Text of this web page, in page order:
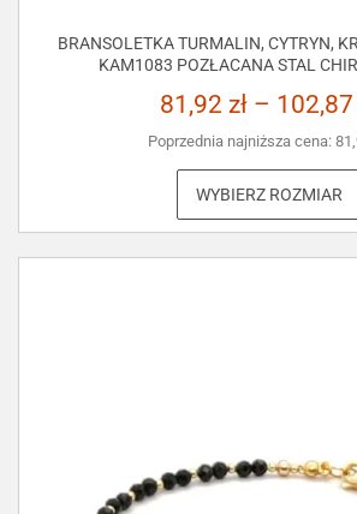
BRANSOLETKA TURMALIN, CYTRYN,
KAM1083 POZŁACANA STAL
81,92 zł – 102,87
Poprzednia najniższa cena:
WYBIERZ ROZMIAR